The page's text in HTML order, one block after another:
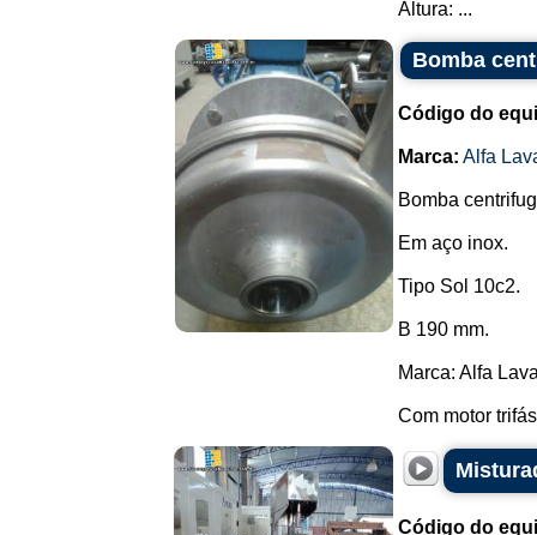
Altura: ...
Bomba
Código do
Marca: Alfa
Bomba
Em aço inox.
Tipo Sol 10c2.
B 190 mm.
Marca: Alfa
Com motor
Código do